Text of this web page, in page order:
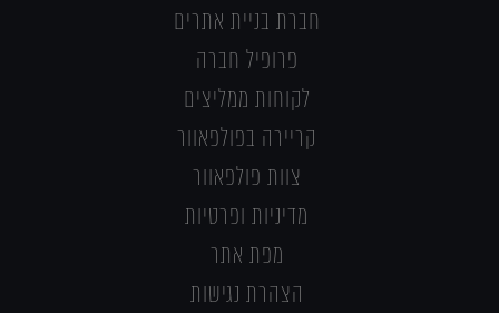
חברת בניית אתרים
פרופיל חברה
לקוחות ממליצים
קריירה בפולפאוור
צוות פולפאוור
מדיניות ופרטיות
מפת אתר
הצהרת נגישות